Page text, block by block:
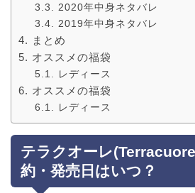
2020年中身ネタバレ
2019年中身ネタバレ
まとめ
オススメの福袋
レディース
オススメの福袋
レディース
テラクオーレ
約・発売日はいつ？